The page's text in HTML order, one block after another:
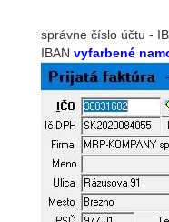
správne číslo účtu -
IBAN vyfarbené